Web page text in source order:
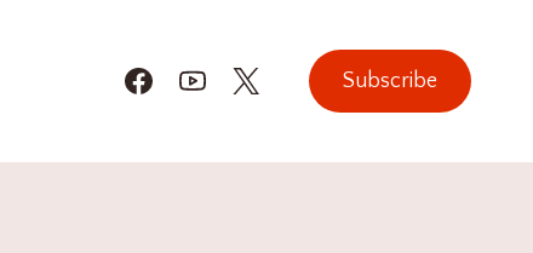
Subscribe